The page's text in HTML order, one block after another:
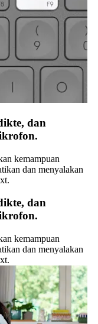
dan
kemampuan
dan menyalakan
dan
kemampuan
dan menyalakan